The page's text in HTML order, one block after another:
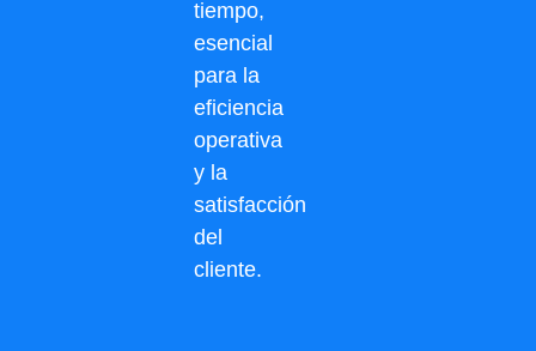
tiempo,
esencial
para la
eficiencia
operativa
y la
satisfacción
del
cliente.